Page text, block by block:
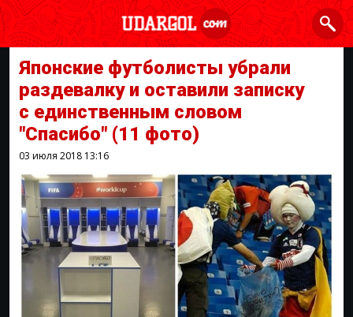
Японские футболисты убрали
раздевалку и оставили записку
с единственным словом
"Спасибо" (11 фото)
03 июля 2018 13:16